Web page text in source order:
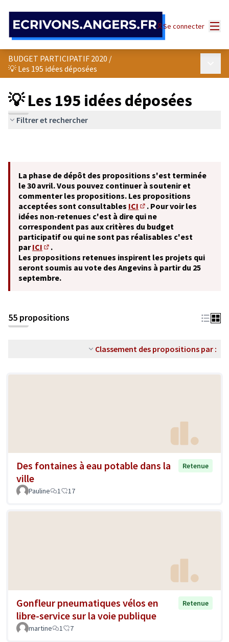
Se connecter
BUDGET PARTICIPATIF 2020 /
💡 Les 195 idées déposées
💡 Les 195 idées déposées
Filtrer et rechercher
La phase de dépôt des propositions s'est terminée
le 30 avril. Vous pouvez continuer à soutenir et
commenter les propositions. Les propositions
acceptées sont consultables ICI
(S'ouvre dans un nouvel
. Pour voir les
idées non-retenues c'est à dire qui ne
correspondent pas aux critères du budget
participatif ou qui ne sont pas réalisables c'est
parICI
(S'ouvre dans un nouvel onglet)
.
Les propositions retenues inspirent les projets qui
seront soumis au vote des Angevins à partir du 25
septembre.
55 propositions
Classement des propositions par :
Des fontaines à eau potable dans la
ville
Retenue
Pauline 1 17
Gonfleur pneumatiques vélos en
libre-service sur la voie publique
Retenue
martine 1 7